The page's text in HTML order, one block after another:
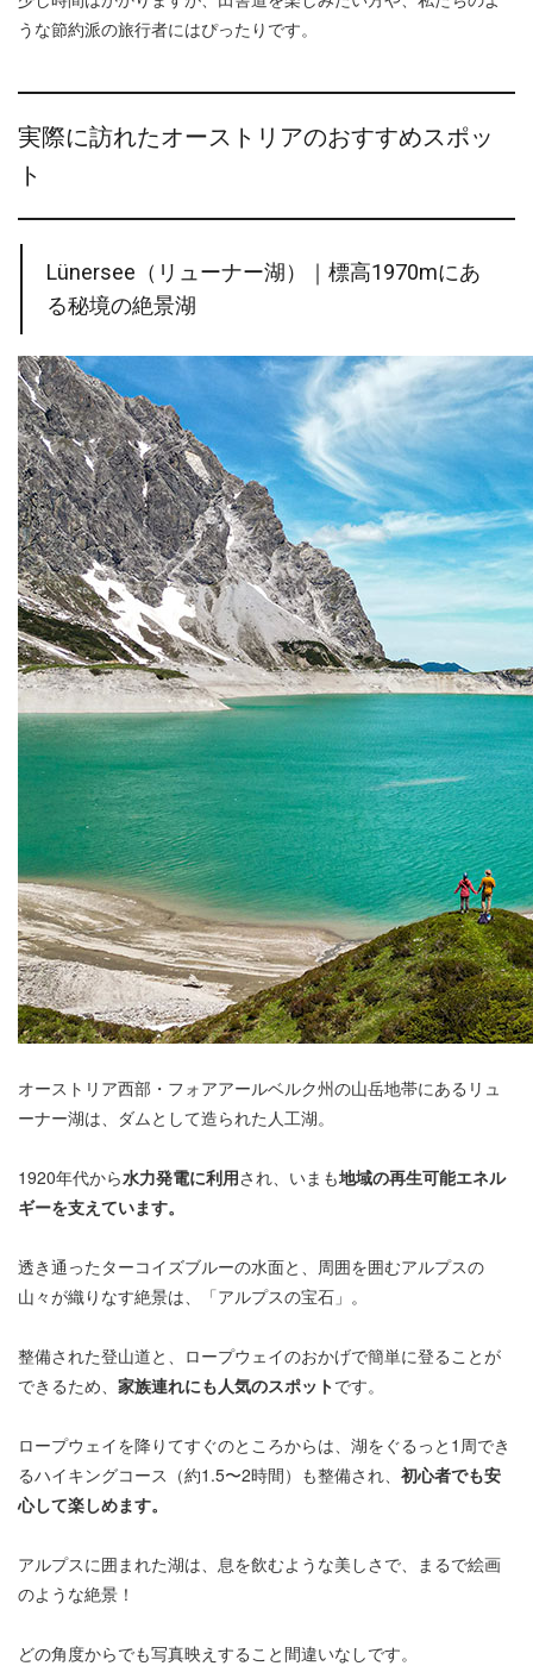
うな節約派の旅行者にはぴったりです。
実際に訪れたオーストリアのおすすめスポッ
ト
Lünersee（リューナー湖）｜標高1970mにあ
る秘境の絶景湖
オーストリア西部・フォアアールベルク州の山岳地帯にあるリュ
ーナー湖は、ダムとして造られた人工湖。
1920年代から水力発電に利用され、いまも地域の再生可能エネル
ギーを支えています。
透き通ったターコイズブルーの水面と、周囲を囲むアルプスの
山々が織りなす絶景は、「アルプスの宝石」。
整備された登山道と、ロープウェイのおかげで簡単に登ることが
できるため、 家族連れにも人気のスポットです。
ロープウェイを降りてすぐのところからは、湖をぐるっと1周でき
るハイキングコース（約1.5〜2時間）も整備され、 初心者でも安
心して楽しめます。
アルプスに囲まれた湖は、息を飲むような美しさで、まるで絵画
のような絶景！
どの角度からでも写真映えすること間違いなしです。